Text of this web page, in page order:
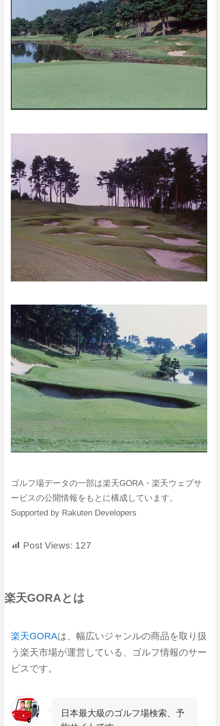
ゴルフ場データの一部は楽天GORA・楽天ウェブサ
ービスの公開情報をもとに構成しています。
Supported by Rakuten Developers
Post Views: 127
楽天GORAとは
楽天GORAは、幅広いジャンルの商品を取り扱
う楽天市場が運営している、ゴルフ情報のサー
ビスです。
日本最大級のゴルフ場検索、予